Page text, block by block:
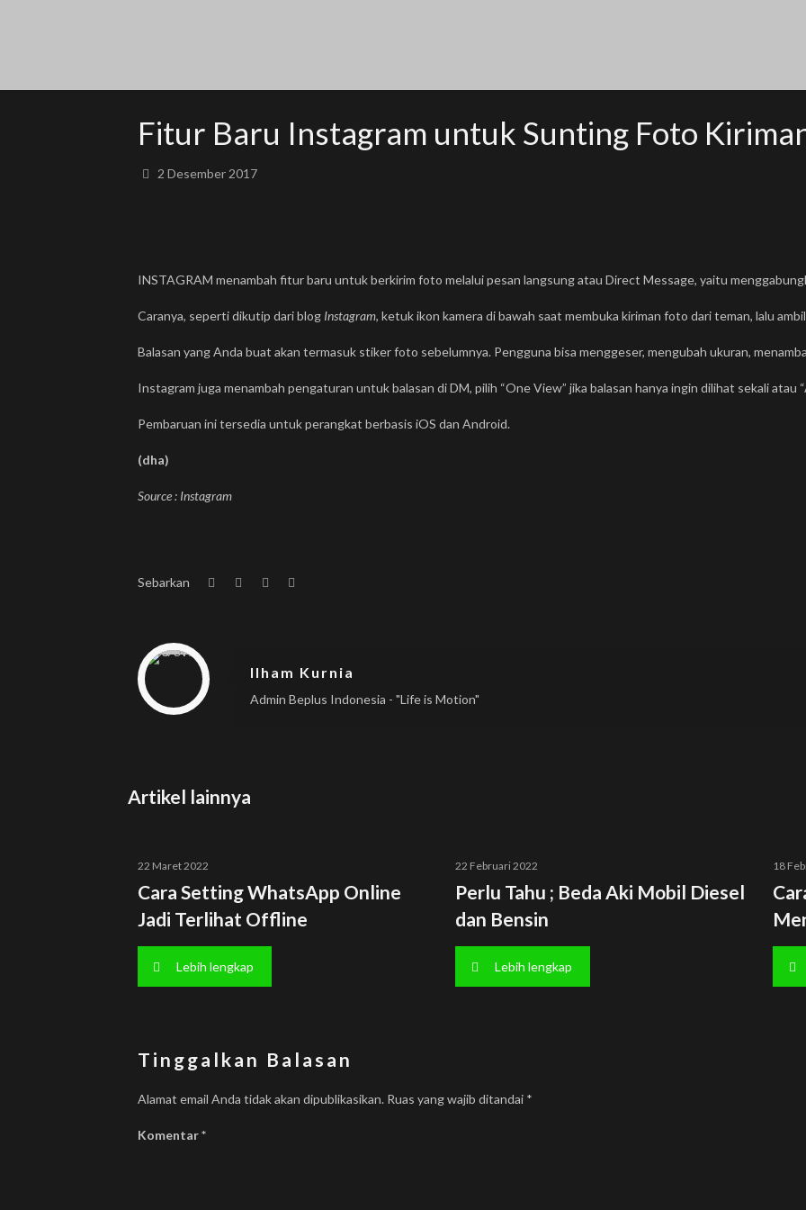
Fitur Baru Instagram untuk Sunting Foto
2 Desember 2017
INSTAGRAM menambah fitur baru untuk berkirim foto melalui pesan langsung atau Direct Message, yaitu
Caranya, seperti dikutip dari blog Instagram, ketuk ikon kamera di bawah saat membuka kiriman foto dari teman, lalu
Balasan yang Anda buat akan termasuk stiker foto sebelumnya. Pengguna bisa menggeser, mengubah ukuran,
Instagram juga menambah pengaturan untuk balasan di DM, pilih “One View” jika balasan hanya ingin dilihat sekali atau
Pembaruan ini tersedia untuk perangkat berbasis iOS dan Android.
(dha)
Source : Instagram
Sebarkan
Warning
: Trying to access array offset on null in
/home/u833233641/domains/beplus.id/public_html/wp-content/themes/betheme/includes/content-single.php
on line
286
Ilham Kurnia
Admin Beplus Indonesia - "Life is Motion"
Artikel lainnya
22 Maret 2022
Cara Setting WhatsApp Online
Jadi Terlihat Offline
Lebih lengkap
22 Februari 2022
Perlu Tahu ; Beda Aki Mobil Diesel
dan Bensin
Lebih lengkap
18
Tinggalkan Balasan
Alamat email Anda tidak akan dipublikasikan. Ruas yang wajib ditandai *
Komentar*